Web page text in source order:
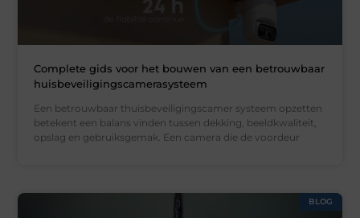
Complete gids voor het bouwen van een betrouwbaar
huisbeveiligingscamerasysteem
Een betrouwbaar thuisbeveiligingscamer systeem opzetten
betekent een balans vinden tussen dekking, beeldkwaliteit,
opslag en gebruiksgemak. Een camera die de voordeur
BLOG